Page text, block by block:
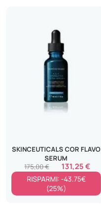
SKINCEUTICALS COR FLAVO
SERUM
131,25 €
175,00 €
RISPARMI: -43.75€
(25%)